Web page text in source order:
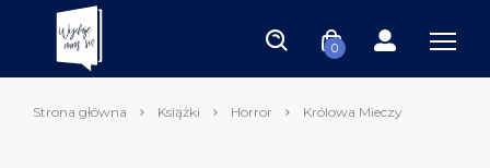
0
Strona główna Książki Horror Królowa Mieczy